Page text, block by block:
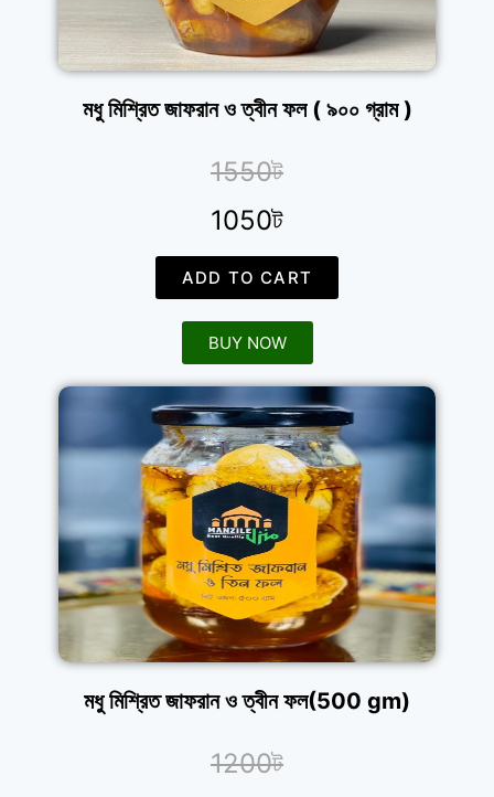
মধু মিশ্রিত জাফরান ও ত্বীন ফল ( ৯০০ গ্রাম )
1550ট
1050ট
ADD TO CART
BUY NOW
মধু মিশ্রিত জাফরান ও ত্বীন ফল(500 gm)
1200ট